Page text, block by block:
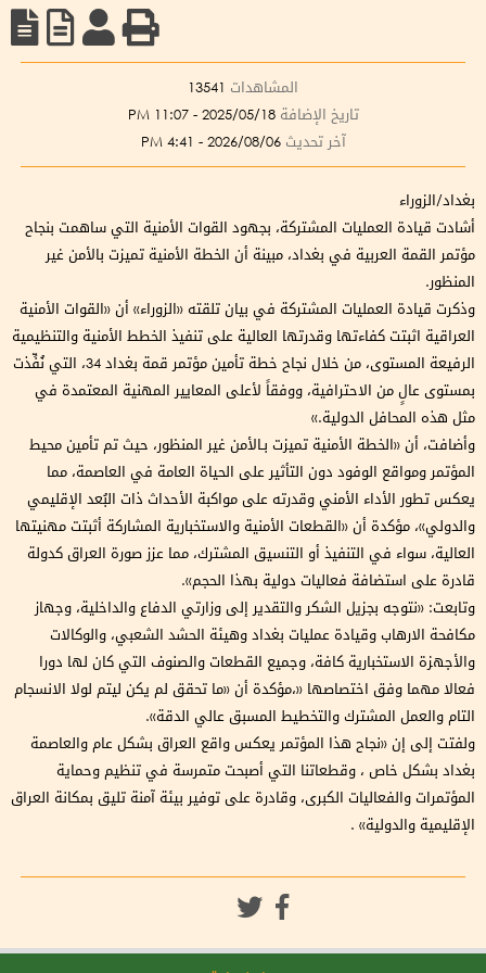
المشاهدات 13541
تاريخ الإضافة 2025/05/18 - 11:07 PM
آخر تحديث 2026/08/06 - 4:41 PM
بغداد/الزوراء
أشادت قيادة العمليات المشتركة، بجهود القوات الأمنية التي ساهمت بنجاح
مؤتمر القمة العربية في بغداد، مبينة أن الخطة الأمنية تميزت بالأمن غير
المنظور.
وذكرت قيادة العمليات المشتركة في بيان تلقته «الزوراء» أن «القوات الأمنية
العراقية اثبتت كفاءتها وقدرتها العالية على تنفيذ الخطط الأمنية والتنظيمية
الرفيعة المستوى، من خلال نجاح خطة تأمين مؤتمر قمة بغداد 34، التي نُفِّذت
بمستوى عالٍ من الاحترافية، ووفقاً لأعلى المعايير المهنية المعتمدة في
مثل هذه المحافل الدولية.»
وأضافت، أن «الخطة الأمنية تميزت بـالأمن غير المنظور، حيث تم تأمين محيط
المؤتمر ومواقع الوفود دون التأثير على الحياة العامة في العاصمة، مما
يعكس تطور الأداء الأمني وقدرته على مواكبة الأحداث ذات البُعد الإقليمي
والدولي»، مؤكدة أن «القطعات الأمنية والاستخبارية المشاركة أثبتت مهنيتها
العالية، سواء في التنفيذ أو التنسيق المشترك، مما عزز صورة العراق كدولة
قادرة على استضافة فعاليات دولية بهذا الحجم».
وتابعت: «نتوجه بجزيل الشكر والتقدير إلى وزارتي الدفاع والداخلية، وجهاز
مكافحة الارهاب وقيادة عمليات بغداد وهيئة الحشد الشعبي، والوكالات
والأجهزة الاستخبارية كافة، وجميع القطعات والصنوف التي كان لها دورا
فعالا مهما وفق اختصاصها «،مؤكدة أن «ما تحقق لم يكن ليتم لولا الانسجام
التام والعمل المشترك والتخطيط المسبق عالي الدقة».
ولفتت إلى إن «نجاح هذا المؤتمر يعكس واقع العراق بشكل عام والعاصمة
بغداد بشكل خاص ، وقطعاتنا التي أصبحت متمرسة في تنظيم وحماية
المؤتمرات والفعاليات الكبرى، وقادرة على توفير بيئة آمنة تليق بمكانة العراق
الإقليمية والدولية» .